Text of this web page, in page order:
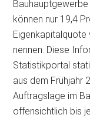
können nur 19,4
Eigenkapitalquote
nennen. Diese
Statistikportal
aus dem Frühjahr
Auftragslage im
offensichtlich bis